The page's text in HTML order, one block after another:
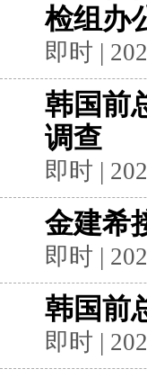
检组办
即时 |
韩国前
调查
即时 |
金建希
即时 |
韩国前
即时 |